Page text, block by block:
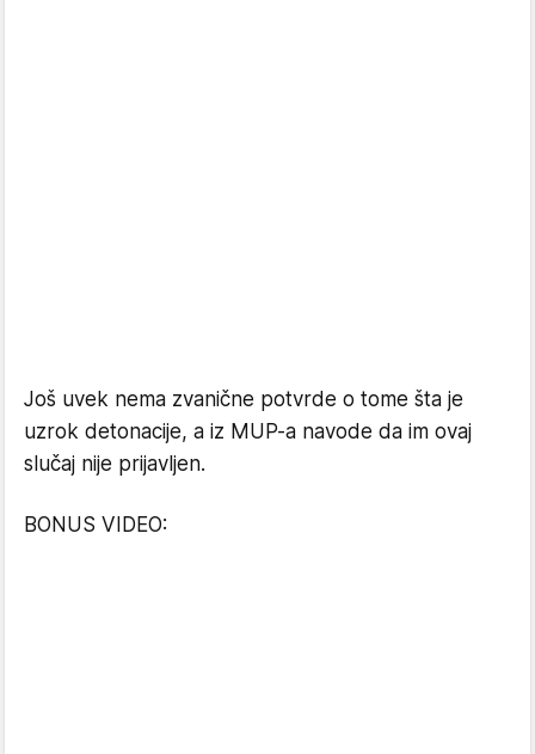
Još uvek nema zvanične potvrde o tome šta je
uzrok detonacije, a iz MUP-a navode da im ovaj
slučaj nije prijavljen.
BONUS VIDEO: